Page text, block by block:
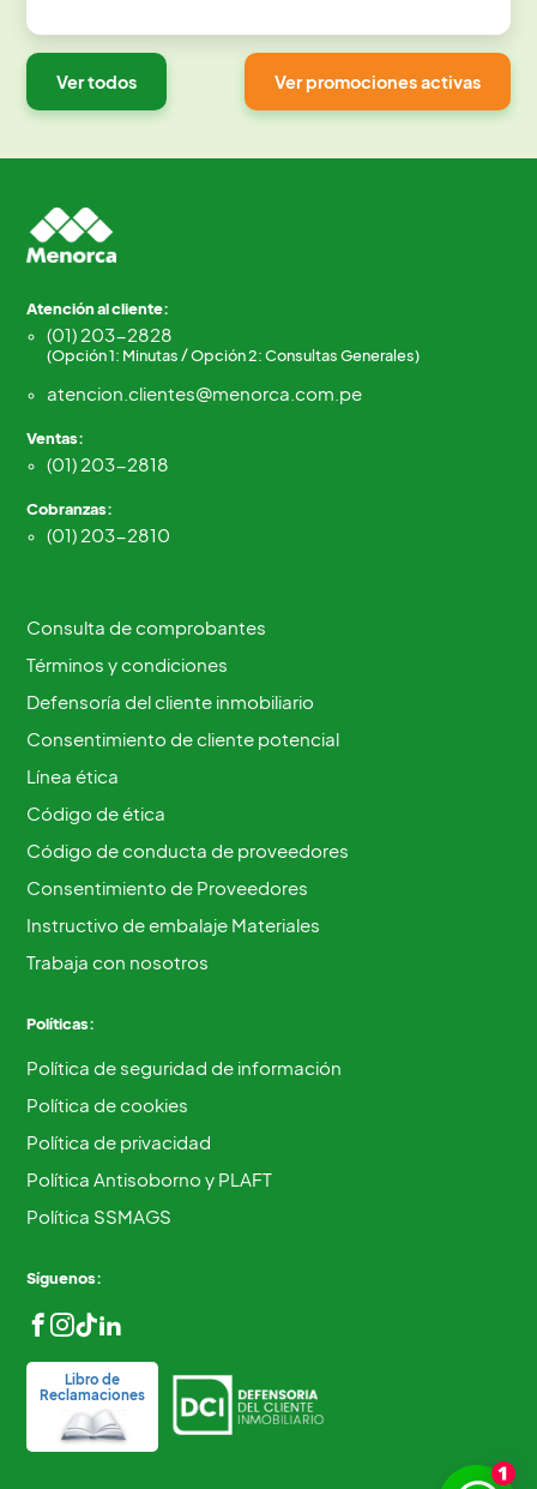
Ver todos Ver promociones activas
Atención al cliente:
(01) 203-2828
(Opción 1: Minutas / Opción 2: Consultas Generales)
atencion.clientes@menorca.com.pe
Ventas:
(01) 203-2818
Cobranzas:
(01) 203-2810
Consulta de comprobantes
Términos y condiciones
Defensoría del cliente inmobiliario
Consentimiento de cliente potencial
Línea ética
Código de ética
Código de conducta de proveedores
Consentimiento de Proveedores
Instructivo de embalaje Materiales
Trabaja con nosotros
Políticas:
Política de seguridad de información
Política de cookies
Política de privacidad
Política Antisoborno y PLAFT
Política SSMAGS
Síguenos:
Libro de
Reclamaciones